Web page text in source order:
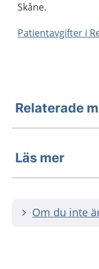
Skåne.
Patientavgifter i
Relaterade
Läs mer
Om du inte